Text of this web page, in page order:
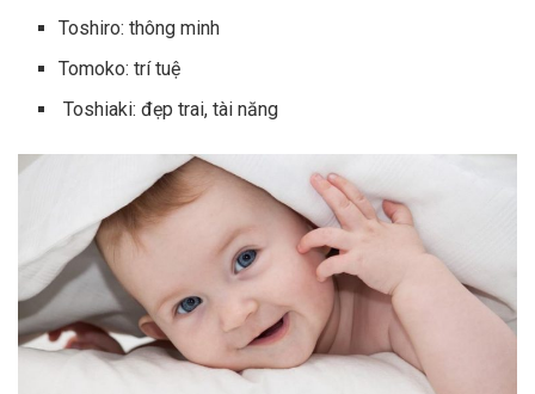
Toshiro: thông minh
Tomoko: trí tuệ
Toshiaki: đẹp trai, tài năng